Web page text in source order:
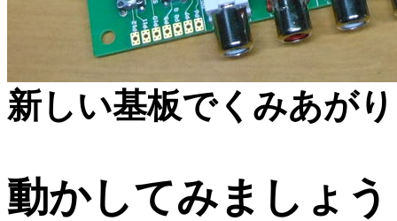
新しい基板でくみあが
動かしてみましょ